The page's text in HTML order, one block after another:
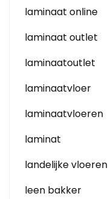
laminaat online
laminaat outlet
laminaatoutlet
laminaatvloer
laminaatvloeren
laminat
landelijke vloeren
leen bakker